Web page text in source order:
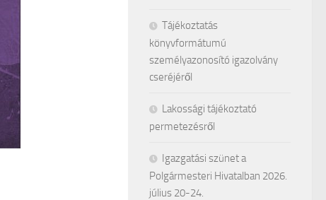
Tájékoztatás
könyvformátumú
személyazonosító igazolvány
cseréjéről
Lakossági tájékoztató
permetezésről
Igazgatási szünet a
Polgármesteri Hivatalban 2026.
július 20-24.